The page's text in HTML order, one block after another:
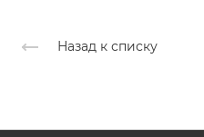
Назад к списку